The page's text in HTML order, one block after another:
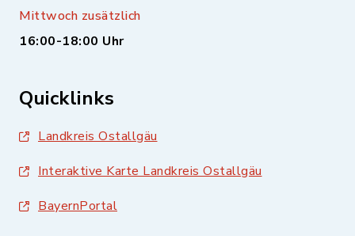
Mittwoch zusätzlich
16:00-18:00 Uhr
Quicklinks
Landkreis Ostallgäu
Interaktive Karte Landkreis Ostallgäu
BayernPortal